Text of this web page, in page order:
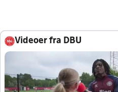
Videoer fra DBU